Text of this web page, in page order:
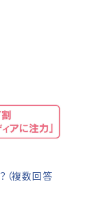
（複数回答